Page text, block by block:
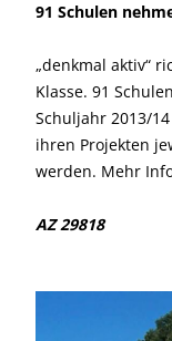
91 Schulen
„denkmal aktiv“
Klasse. 91
Schuljahr 2013/
ihren Projekten
werden. Mehr
AZ 29818